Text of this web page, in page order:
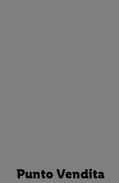
Punto Vendita